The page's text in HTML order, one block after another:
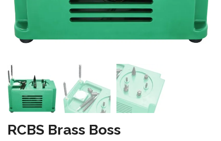
RCBS Brass Boss